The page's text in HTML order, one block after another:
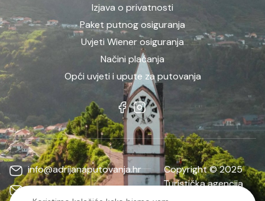
Izjava o privatnosti
Paket putnog osiguranja
Uvjeti Wiener osiguranja
Načini plaćanja
Opći uvjeti i upute za putovanja
info@adrijanaputovanja.hr
d.matkovic@adrijanaputovanja.hr
Copyright © 2025
Turistička agencija
ADRIJANA | Sva prava